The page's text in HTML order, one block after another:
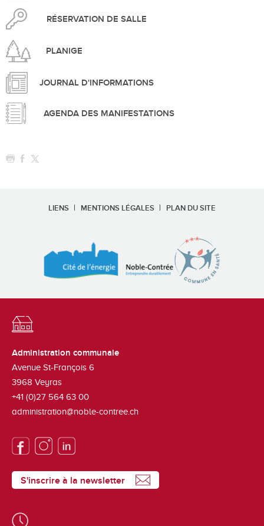
RÉSERVATION DE SALLE
PLANIGE
JOURNAL D'INFORMATIONS
AGENDA DES MANIFESTATIONS
LIENS MENTIONS LÉGALES PLAN DU SITE
Administration communale
Avenue St-François 6
3968 Veyras
+41 (0)27 564 63 00
administration@noble-contree.ch
S'inscrire à la newsletter